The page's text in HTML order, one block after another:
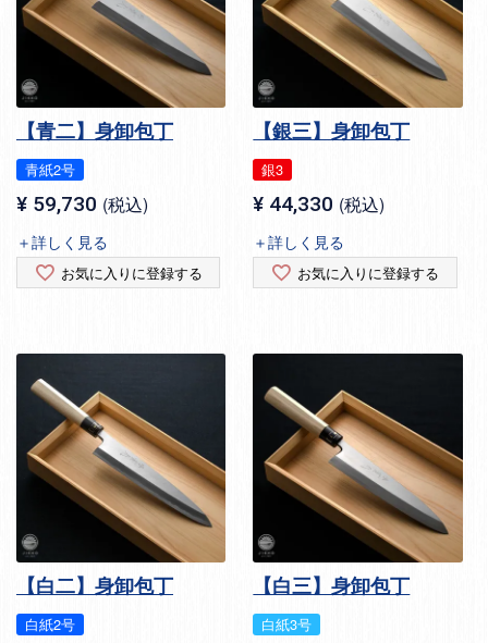
【青二】身卸包丁
青紙2号
¥ 59,730 税込
＋詳しく見る
お気に入りに登録する
【銀三】身卸包丁
銀3
¥ 44,330 税込
＋詳しく見る
お気に入りに登録する
【白二】身卸包丁
白紙2号
【白三】身卸包丁
白紙3号